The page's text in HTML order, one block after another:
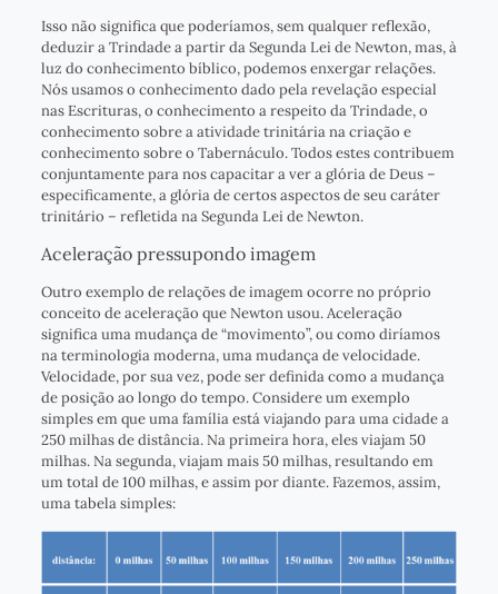
Isso não significa que poderíamos, sem qualquer reflexão,
deduzir a Trindade a partir da Segunda Lei de Newton, mas, à
luz do conhecimento bíblico, podemos enxergar relações.
Nós usamos o conhecimento dado pela revelação especial
nas Escrituras, o conhecimento a respeito da Trindade, o
conhecimento sobre a atividade trinitária na criação e
conhecimento sobre o Tabernáculo. Todos estes contribuem
conjuntamente para nos capacitar a ver a glória de Deus –
especificamente, a glória de certos aspectos de seu caráter
trinitário – refletida na Segunda Lei de Newton.
Aceleração pressupondo imagem
Outro exemplo de relações de imagem ocorre no próprio
conceito de aceleração que Newton usou. Aceleração
significa uma mudança de “movimento”, ou como diríamos
na terminologia moderna, uma mudança de velocidade.
Velocidade, por sua vez, pode ser definida como a mudança
de posição ao longo do tempo. Considere um exemplo
simples em que uma família está viajando para uma cidade a
250 milhas de distância. Na primeira hora, eles viajam 50
milhas. Na segunda, viajam mais 50 milhas, resultando em
um total de 100 milhas, e assim por diante. Fazemos, assim,
uma tabela simples: